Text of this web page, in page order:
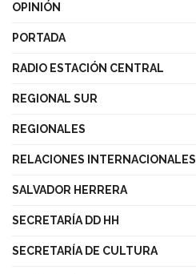
OPINIÓN
PORTADA
RADIO ESTACIÓN CENTRAL
REGIONAL SUR
REGIONALES
RELACIONES INTERNACIONALES
SALVADOR HERRERA
SECRETARÍA DD HH
SECRETARÍA DE CULTURA